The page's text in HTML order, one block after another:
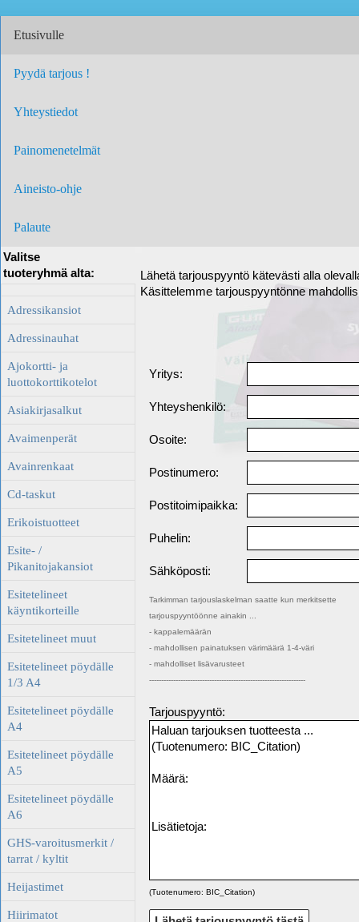
Etusivulle
Pyydä tarjous !
Yhteystiedot
Painomenetelmät
Aineisto-ohje
Palaute
Valitse
tuoteryhmä alta:
Adressikansiot
Adressinauhat
Ajokortti- ja
luottokorttikotelot
Asiakirjasalkut
Avaimenperät
Avainrenkaat
Cd-taskut
Erikoistuotteet
Esite- /
Pikanitojakansiot
Esitetelineet
käyntikorteille
Esitetelineet muut
Esitetelineet pöydälle
1/3 A4
Esitetelineet pöydälle
A4
Esitetelineet pöydälle
A5
Esitetelineet pöydälle
A6
GHS-varoitusmerkit /
tarrat / kyltit
Heijastimet
Hiirimatot
Lähetä tarjouspyyntö kätevästi alla
Käsittelemme tarjouspyyntönne
Yritys:
Yhteyshenkilö:
Osoite:
Postinumero:
Postitoimipaikka:
Puhelin:
Sähköposti:
Tarkimman tarjouslaskelman saatte kun merkitsette
tarjouspyyntöönne ainakin ...
- kappalemäärän
- mahdollisen painatuksen värimäärä 1-4-väri
- mahdolliset lisävarusteet
-----------------------------------------------------------------
Tarjouspyyntö:
(Tuotenumero: BIC_Citation)